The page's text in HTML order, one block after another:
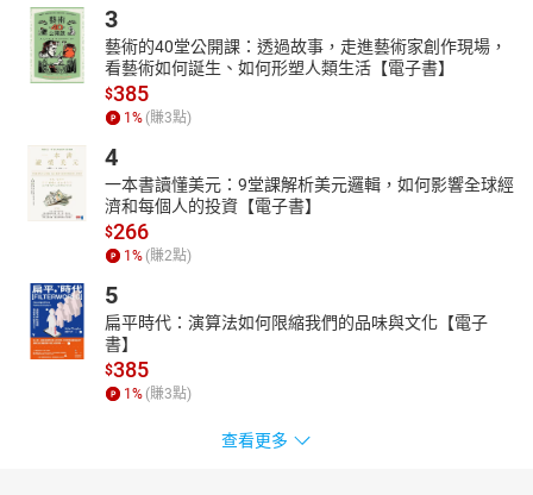
傑森．布魯拜克在好萊塢擔任專業藝術家將近20年，參與過的電影
包括《刀鋒戰士》、《星際傳奇》、《凡赫辛》以及《功夫熊貓》
三部曲。2011年，他以獲得Xeric獎的圖像小說《reMIND》展開了
他的圖像小說創作生涯，該作品也入選了2012年的《青少年優良圖
像小說》書單。2014年，他辭去了在夢工廠動畫擔任視覺開發藝術
家的全職工作，轉而專注於漫畫出版事業。
【譯者簡介】
烯巢
喜愛心靈、心理、命理的翻譯人。期望本書帶給你全新的視界。
3
藝術的40堂公開課：透過故事，走進藝術家創作現場，
看藝術如何誕生、如何形塑人類生活【電子書】
$385
1 % (賺3點)
4
一本書讀懂美元：9堂課解析美元邏輯，如何影響全球經
濟和每個人的投資【電子書】
$266
1 % (賺2點)
5
扁平時代：演算法如何限縮我們的品味與文化【電子
書】
$385
1 % (賺3點)
查看更多